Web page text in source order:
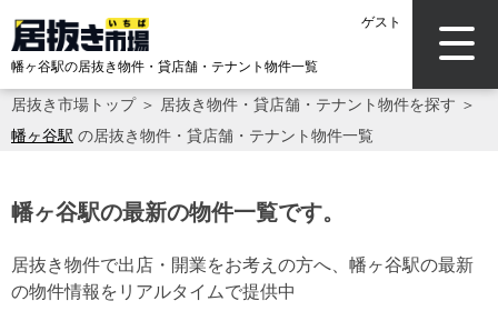
ゲスト
幡ヶ谷駅の居抜き物件・貸店舗・テナント物件一覧
居抜き市場トップ＞ 居抜き物件・貸店舗・テナント物件を探す ＞
幡ヶ谷駅 の居抜き物件・貸店舗・テナント物件一覧
幡ヶ谷駅の最新の物件一覧です。
居抜き物件で出店・開業をお考えの方へ、幡ヶ谷駅の最新
の物件情報をリアルタイムで提供中